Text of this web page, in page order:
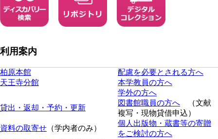
利用案内
柏原本館
配慮を必要とされる方へ
天王寺分館
本学教員の方へ
学外の方へ
貸出・返却・予約・更新
図書館職員の方へ （文献
複写・現物貸借申込）
資料の取寄せ （学内者のみ）
個人出版物・蔵書等の寄贈
をご検討の方へ